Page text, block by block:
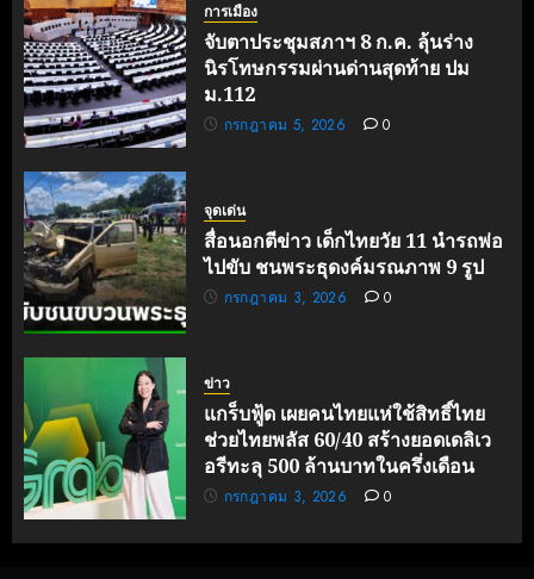
การเมือง
จับตาประชุมสภาฯ 8 ก.ค. ลุ้นร่าง
นิรโทษกรรมผ่านด่านสุดท้าย ปม
ม.112
กรกฎาคม 5, 2026 0
จุดเด่น
สื่อนอกตีข่าว เด็กไทยวัย 11 นำรถพ่อ
ไปขับ ชนพระธุดงค์มรณภาพ 9 รูป
กรกฎาคม 3, 2026 0
ข่าว
แกร็บฟู้ด เผยคนไทยแห่ใช้สิทธิ์ไทย
ช่วยไทยพลัส 60/40 สร้างยอดเดลิเว
อรีทะลุ 500 ล้านบาทในครึ่งเดือน
กรกฎาคม 3, 2026 0